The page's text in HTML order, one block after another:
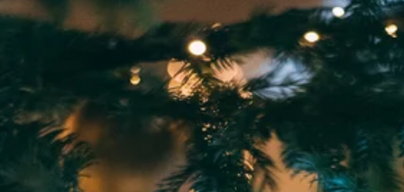
Stellenangebote
Unternehmen
Das geheime Geräusch